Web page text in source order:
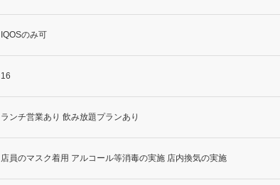
IQOSのみ可
16
ランチ営業あり 飲み放題プランあり
店員のマスク着用 アルコール等消毒の実施 店内換気の実施